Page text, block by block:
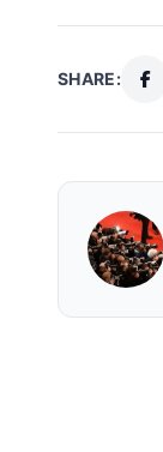
SHARE: